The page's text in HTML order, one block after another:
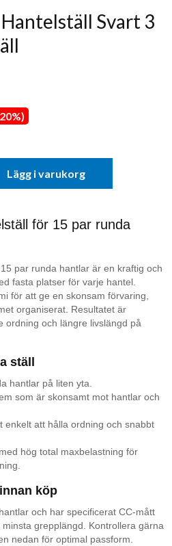
Svart 3
Lägg i varukorg
för 15 par runda
par runda hantlar är en kraftig och
fasta platser för varje hantel.
för att ge en skonsam förvaring,
organiserat. Resultatet är
ordning och längre livslängd på
ställ
hantlar på liten yta.
som är skonsamt mot hantlar och
enkelt att hålla ordning och snabbt
hög total maxbelastning för
köp
och har specificerat CC-mått
grepplängd. Kontrollera gärna
nedan för optimal passform.